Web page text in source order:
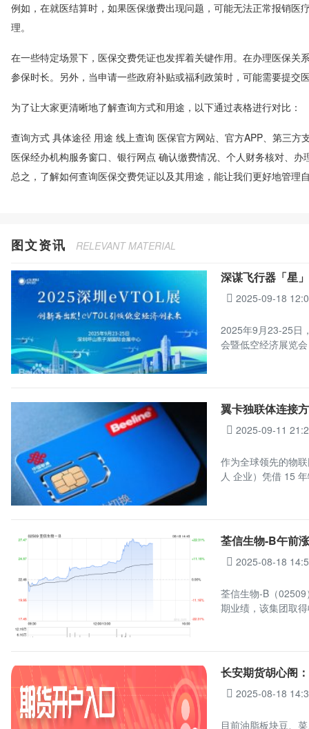
例如，在就医结算时，如果医保缴费出现问题，可能无法正常报销
理。
在一些特定场景下，医保交费凭证也发挥着关键作用。在办理医保
参保时长。另外，当申请一些政府补贴或福利政策时，可能需要提交
为了让大家更清晰地了解查询方式和用途，以下通过表格进行对比：
查询方式 具体途径 用途 线上查询 医保官方网站、官方APP、第三
医保经办机构服务窗口、银行网点 确认缴费情况、个人财务核对、
总之，了解如何查询医保交费凭证以及其用途，能让我们更好地管理
图文资讯 RELEVANT MATERIAL
深谋飞行器「星
2025-09-18
2025年9月23-25日
会暨低空经济展览
翼卡独联体连接
2025-09-11
作为全球领先的物
人 企业）凭借 15
荃信生物-B午前
2025-08-18
荃信生物-B（
期业绩，该集团取
长安期货胡心阁
2025-08-18
目前油脂板块豆、